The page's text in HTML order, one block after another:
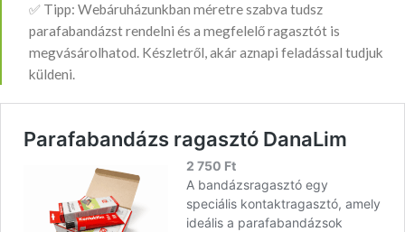
✅ Tipp: Webáruházunkban méretre szabva tudsz
parafabandázst rendelni és a megfelelő ragasztót is
megvásárolhatod. Készletről, akár aznapi feladással tudjuk
küldeni.